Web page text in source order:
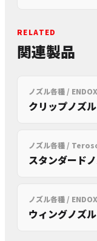
RELATED
関連製品
ノズル各種 / ENDOX
クリップノズ
ノズル各種 /
スタンダード
ノズル各種 / ENDOX
ウィングノズ